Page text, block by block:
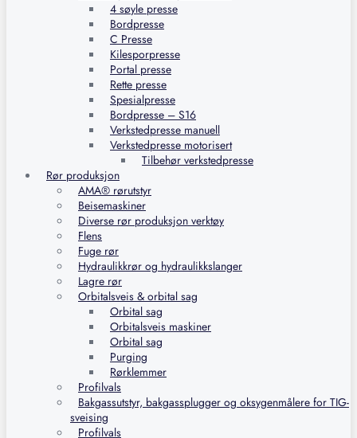
4 søyle presse
Bordpresse
C Presse
Kilesporpresse
Portal presse
Rette presse
Spesialpresse
Bordpresse – S16
Verkstedpresse manuell
Verkstedpresse motorisert
Tilbehør verkstedpresse
Rør produksjon
AMA® rørutstyr
Beisemaskiner
Diverse rør produksjon verktøy
Flens
Fuge rør
Hydraulikkrør og hydraulikkslanger
Lagre rør
Orbitalsveis & orbital sag
Orbital sag
Orbitalsveis maskiner
Orbital sag
Purging
Rørklemmer
Profilvals
Bakgassutstyr, bakgassplugger og oksygenmålere for TIG-
sveising
Profilvals